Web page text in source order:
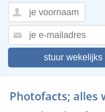
stuur
Photofacts; alles